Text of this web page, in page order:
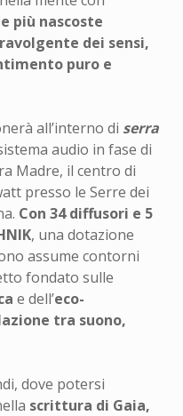
più nascoste
dei sensi,
puro e
all’interno di serra
audio in fase di
Madre, il centro di
presso le Serre dei
Con 34 diffusori e 5
, una dotazione
assume contorni
fondato sulle
e dell’eco-
tra suono,
dove potersi
scrittura di Gaia,